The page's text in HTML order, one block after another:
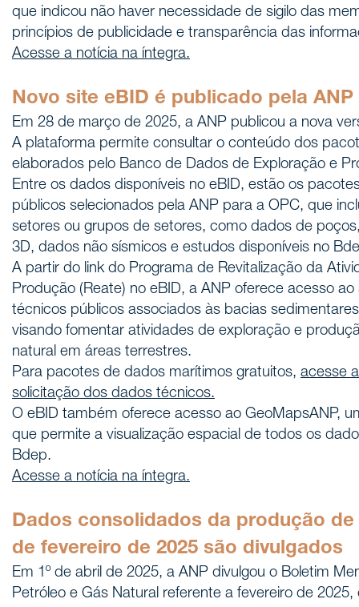
que indicou não haver necessidade de sigilo das
princípios de publicidade e transparência das
Acesse a notícia na íntegra.
Novo site eBID é publicado pela ANP
Em 28 de março de 2025, a ANP publicou a nova
A plataforma permite consultar o conteúdo dos
elaborados pelo Banco de Dados de Exploração e
Entre os dados disponíveis no eBID, estão os
públicos selecionados pela ANP para a OPC, que
setores ou grupos de setores, como dados de
3D, dados não sísmicos e estudos disponíveis no
A partir do link do Programa de Revitalização da
Produção (Reate) no eBID, a ANP oferece acesso
técnicos públicos associados às bacias
visando fomentar atividades de exploração e
natural em áreas terrestres.
Para pacotes de dados marítimos gratuitos, acesse
solicitação dos dados técnicos.
O eBID também oferece acesso ao GeoMapsANP,
que permite a visualização espacial de todos os
Bdep.
Acesse a notícia na íntegra.
Dados consolidados da produção
de fevereiro de 2025 são divulgados
Em 1º de abril de 2025, a ANP divulgou o Boletim
Petróleo e Gás Natural referente a fevereiro de